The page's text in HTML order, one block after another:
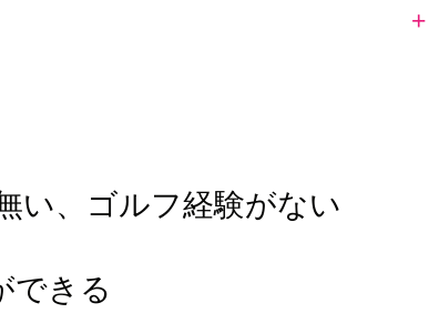
い、ゴルフ経験がない
できる
+